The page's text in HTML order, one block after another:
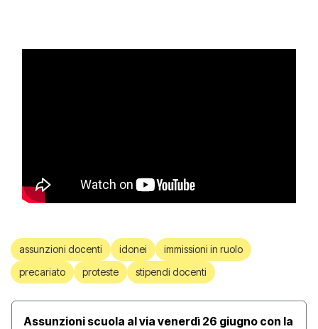
assunzioni docenti idonei
immissioni in ruolo
precariato
proteste stipendi docenti
Assunzioni scuola al via venerdì 26 giugno con la